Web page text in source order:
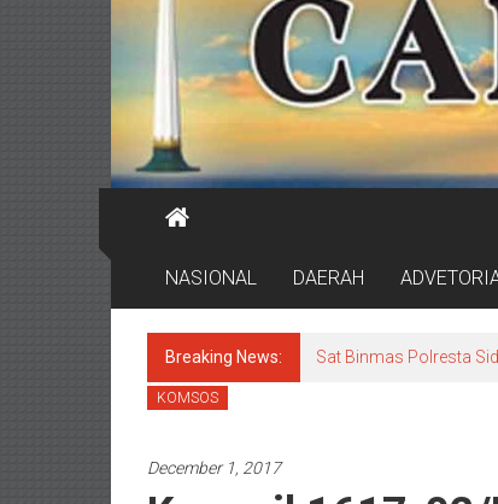
NASIONAL DAERAH
Breaking News: Sat Binmas Polresta
KOMSOS
December 1, 2017